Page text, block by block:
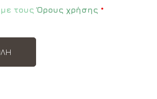
τουςΌρους χρήσης *